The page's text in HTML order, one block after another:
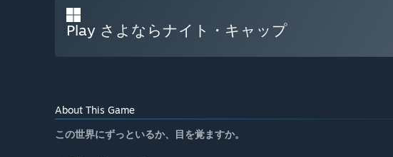
Play さよならナイト・キャップ
About This Game
この世界にずっといるか、目を覚ますか。